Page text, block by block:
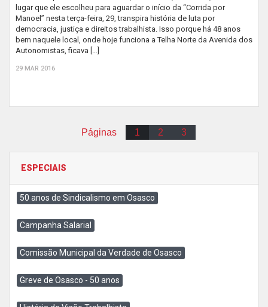
lugar que ele escolheu para aguardar o início da “Corrida por
Manoel” nesta terça-feira, 29, transpira história de luta por
democracia, justiça e direitos trabalhista. Isso porque há 48 anos
bem naquele local, onde hoje funciona a Telha Norte da Avenida dos
Autonomistas, ficava […]
29 MAR 2016
Páginas 1 2 3
ESPECIAIS
50 anos de Sindicalismo em Osasco
Campanha Salarial
Comissão Municipal da Verdade de Osasco
Greve de Osasco - 50 anos